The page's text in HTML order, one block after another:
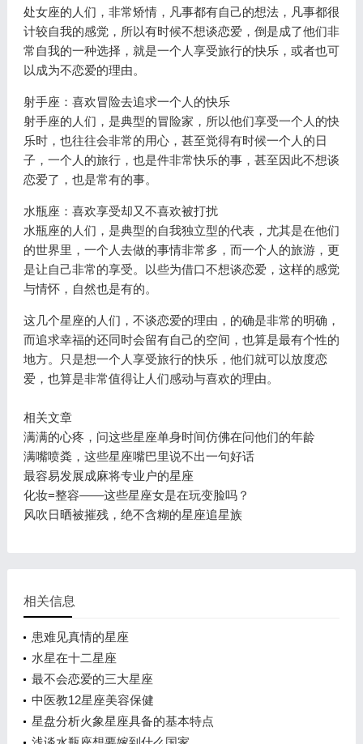
处女座的人们，非常矫情，凡事都有自己的想法，凡事都很
计较自我的感觉，所以有时候不想谈恋爱，倒是成了他们非
常自我的一种选择，就是一个人享受旅行的快乐，或者也可
以成为不恋爱的理由。
射手座：喜欢冒险去追求一个人的快乐
射手座的人们，是典型的冒险家，所以他们享受一个人的快
乐时，也往往会非常的用心，甚至觉得有时候一个人的日
子，一个人的旅行，也是件非常快乐的事，甚至因此不想谈
恋爱了，也是常有的事。
水瓶座：喜欢享受却又不喜欢被打扰
水瓶座的人们，是典型的自我独立型的代表，尤其是在他们
的世界里，一个人去做的事情非常多，而一个人的旅游，更
是让自己非常的享受。以些为借口不想谈恋爱，这样的感觉
与情怀，自然也是有的。
这几个星座的人们，不谈恋爱的理由，的确是非常的明确，
而追求幸福的还同时会留有自己的空间，也算是最有个性的
地方。只是想一个人享受旅行的快乐，他们就可以放度恋
爱，也算是非常值得让人们感动与喜欢的理由。
相关文章
满满的心疼，问这些星座单身时间仿佛在问他们的年龄
满嘴喷粪，这些星座嘴巴里说不出一句好话
最容易发展成麻将专业户的星座
化妆=整容——这些星座女是在玩变脸吗？
风吹日晒被摧残，绝不含糊的星座追星族
相关信息
患难见真情的星座
水星在十二星座
最不会恋爱的三大星座
中医教12星座美容保健
星盘分析火象星座具备的基本特点